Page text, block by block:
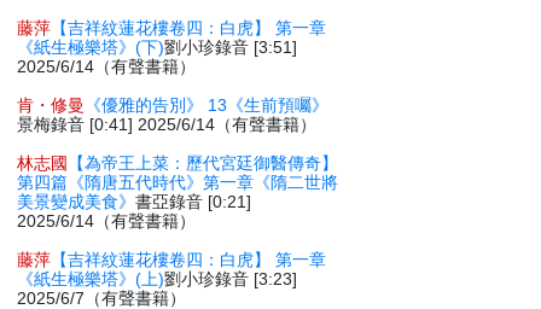
藤萍 【吉祥紋蓮花樓卷四：白虎】 第一章
《紙生極樂塔》(下)劉小珍錄音 [3:51]
2025/6/14（有聲書籍）
肯・修曼
《優雅的告別》 13《生前預囑》
景梅錄音 [0:41] 2025/6/14（有聲書籍）
林志國
【為帝王上菜：歷代宮廷御醫傳奇】
第四篇《隋唐五代時代》第一章《隋二世將
美景變成美食》書亞錄音 [0:21]
2025/6/14（有聲書籍）
藤萍 【吉祥紋蓮花樓卷四：白虎】 第一章
《紙生極樂塔》(上)劉小珍錄音 [3:23]
2025/6/7（有聲書籍）